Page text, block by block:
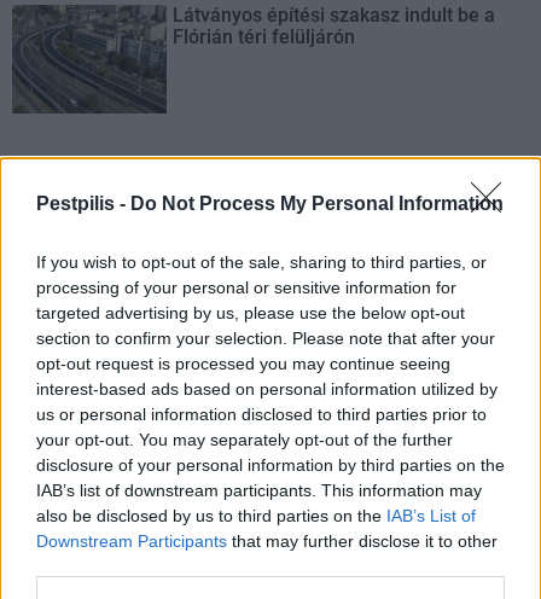
Pestpilis - Do Not Process My Personal Information
If you wish to opt-out of the sale, sharing to third parties, or
processing of your personal or sensitive information for
targeted advertising by us, please use the below opt-out
section to confirm your selection. Please note that after your
opt-out request is processed you may continue seeing
interest-based ads based on personal information utilized by
us or personal information disclosed to third parties prior to
your opt-out. You may separately opt-out of the further
disclosure of your personal information by third parties on the
IAB’s list of downstream participants. This information may
also be disclosed by us to third parties on the IAB’s List of
Downstream Participants that may further disclose it to other
Látványos építési szakasz indult be a
Flórián téri felüljárón
AJÁNLJUK MÉG
Helyi
Amire többmillióan vártunk: szombattól másodfokúra
csökken a riasztás